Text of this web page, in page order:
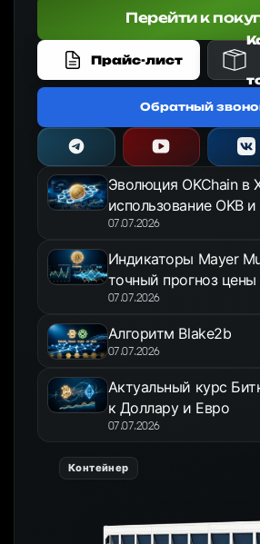
Перейти к
Прайс-лист
Обратный
Эволюция OKChain в
использование OKB
OKX Jumpstart в 2026
07.07.2026
Индикаторы Mayer
точный прогноз
году
07.07.2026
Алгоритм Blake2b
07.07.2026
Актуальный курс
к Доллару и Евро
07.07.2026
Контейнер